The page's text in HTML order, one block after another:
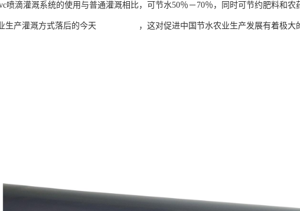
喷滴灌溉系统的使用与普通灌溉相比，可节水50％－70％，同时可节约肥料和
生产灌溉方式落后的今天 ，这对促进中国节水农业生产发展有着极大的